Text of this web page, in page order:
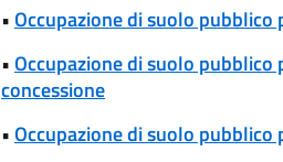
•Occupazione di suolo
•Occupazione di suolo
concessione
•Occupazione di suolo